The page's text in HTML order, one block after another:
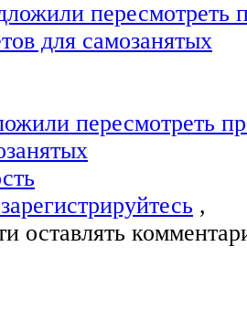
пересмотреть
зарегистрируйтесь ,
оставлять